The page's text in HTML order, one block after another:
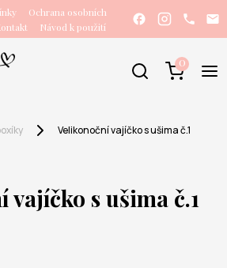
Ochrana osobních
Návod k použití
0
Velikonoční vajíčko s ušima č.1
vajíčko s ušima č.1